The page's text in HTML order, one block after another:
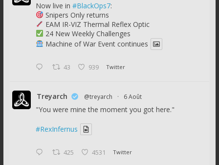
Now live in #BlackOps7:
Snipers Only returns
EAM IR-VIZ Thermal Reflex Optic
24 New Weekly Challenges
Machine of War Event continues
43 939 Twitter
Treyarch @treyarch · 6 Août
"You were mine the moment you got here."
#RexInfernus
425 4531 Twitter